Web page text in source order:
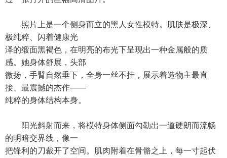
照片上是一个侧身而立的黑人女性模特。肌肤是极深、
极纯粹、闪着健康光
泽的缎面黑褐色，在明亮的布光下呈现出一种金属般的质
感。她身体舒展，头部
微扬，手臂自然垂下，全身一丝不挂，展示着造物主最直
接、最震撼的杰作——
纯粹的身体结构本身。
阳光斜射而来，将模特身体侧面勾勒出一道硬朗而流畅
的明暗交界线，像一
把锋利的刀裁开了空间。肌肉附着在骨骼之上，每一寸起伏